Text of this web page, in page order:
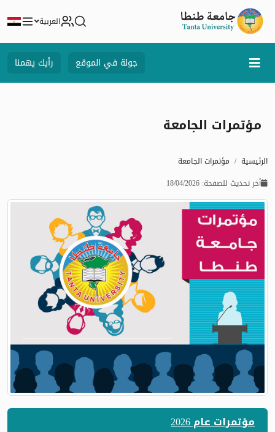
العربية
جولة في الموقع رأيك يهمنا
مؤتمرات الجامعة
الرئيسية
مؤتمرات الجامعة
أخر تحديث للصفحة: 18/04/2026
مؤتمرات عام 2026